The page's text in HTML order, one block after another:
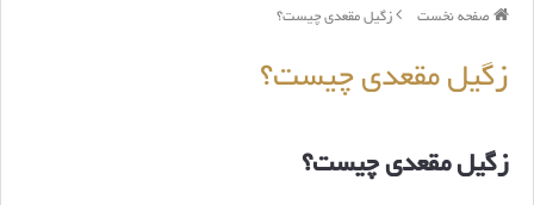
صفحه نخست زگیل مقعدی چیست؟
زگیل مقعدی چیست؟
زگیل مقعدی چیست؟